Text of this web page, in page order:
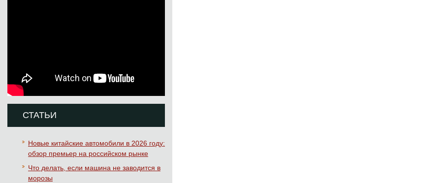
СТАТЬИ
Новые китайские автомобили в 2026 году:
обзор премьер на российском рынке
Что делать, если машина не заводится в
морозы